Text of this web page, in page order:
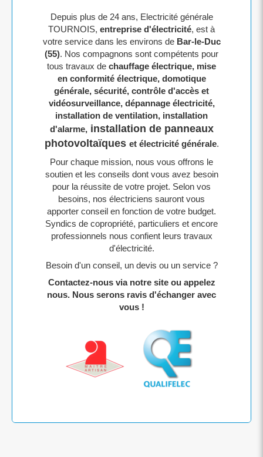
Depuis plus de 24 ans, Electricité générale
TOURNOIS, entreprise d'électricité, est à
votre service dans les environs de Bar-le-Duc
(55). Nos compagnons sont compétents pour
tous travaux de chauffage électrique, mise
en conformité électrique, domotique
générale, sécurité, contrôle d'accès et
vidéosurveillance, dépannage électricité,
installation de ventilation, installation
d'alarme,installation de panneaux
photovoltaïques et électricité générale.
Pour chaque mission, nous vous offrons le
soutien et les conseils dont vous avez besoin
pour la réussite de votre projet. Selon vos
besoins, nos électriciens sauront vous
apporter conseil en fonction de votre budget.
Syndics de copropriété, particuliers et encore
professionnels nous confient leurs travaux
d'électricité.
Besoin d'un conseil, un devis ou un service ?
Contactez-nous via notre site ou appelez
nous. Nous serons ravis d'échanger avec
vous !